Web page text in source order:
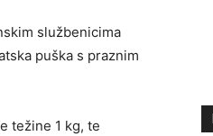
službenicima
puška s praznim
težine 1 kg, te